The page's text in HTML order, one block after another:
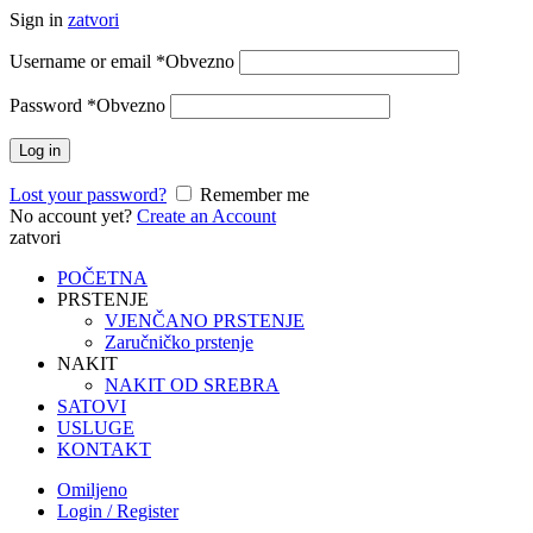
Sign in zatvori
Username or email *Obvezno
Password *Obvezno
Log in
Lost your password?
Remember me
No account yet? Create an Account
zatvori
POČETNA
PRSTENJE
VJENČANO PRSTENJE
Zaručničko prstenje
NAKIT
NAKIT OD SREBRA
SATOVI
USLUGE
KONTAKT
Omiljeno
Login / Register